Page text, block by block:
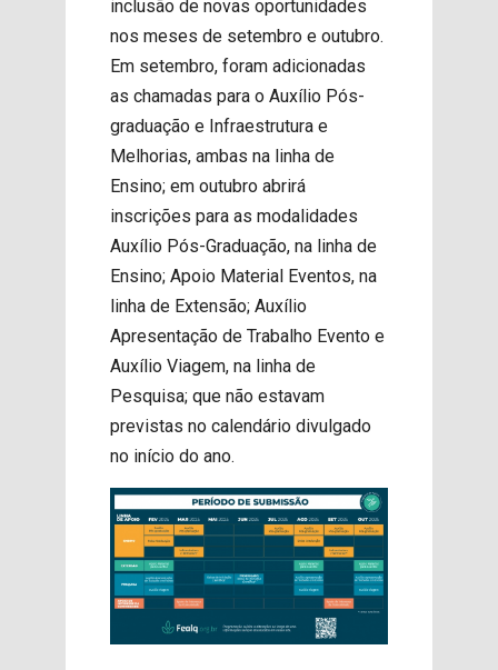
inclusão de novas oportunidades
nos meses de setembro e outubro.
Em setembro, foram adicionadas
as chamadas para o Auxílio Pós-
graduação e Infraestrutura e
Melhorias, ambas na linha de
Ensino; em outubro abrirá
inscrições para as modalidades
Auxílio Pós-Graduação, na linha de
Ensino; Apoio Material Eventos, na
linha de Extensão; Auxílio
Apresentação de Trabalho Evento e
Auxílio Viagem, na linha de
Pesquisa; que não estavam
previstas no calendário divulgado
no início do ano.